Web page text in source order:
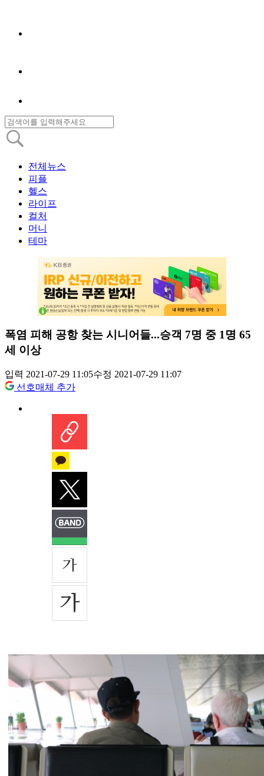
전체뉴스
피플
헬스
라이프
컬처
머니
테마
폭염 피해 공항 찾는 시니어들...승객 7명 중 1명 65
세 이상
입력 2021-07-29 11:05수정 2021-07-29 11:07
선호매체 추가